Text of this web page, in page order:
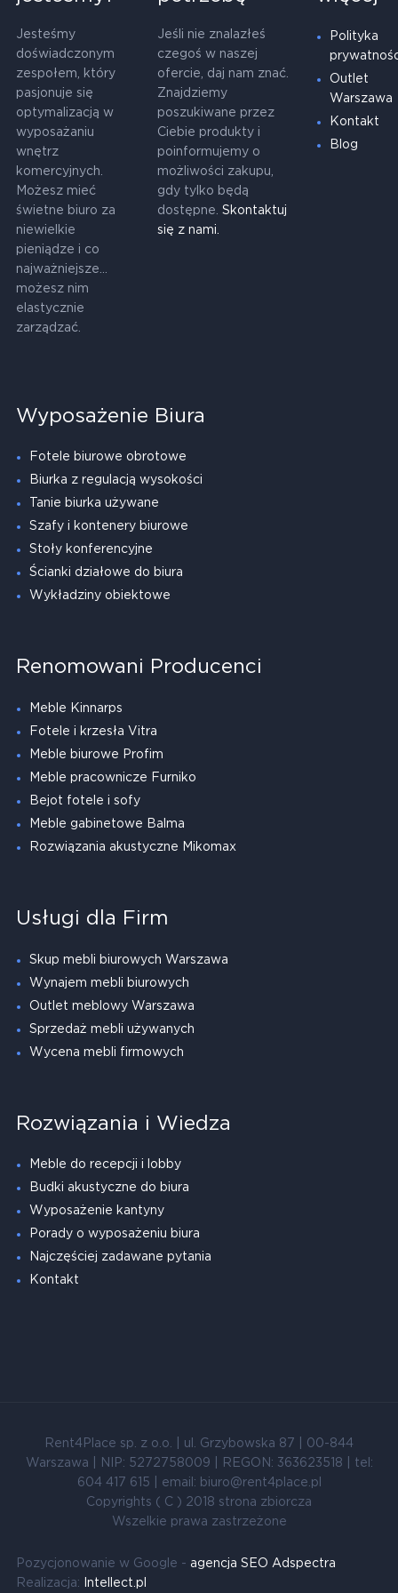
Jesteśmy
doświadczonym
zespołem, który
pasjonuje się
optymalizacją w
wyposażaniu
wnętrz
komercyjnych.
Możesz mieć
świetne biuro za
niewielkie
pieniądze i co
najważniejsze...
możesz nim
elastycznie
zarządzać.
Jeśli nie znalazłeś
czegoś w naszej
ofercie, daj nam znać.
Znajdziemy
poszukiwane przez
Ciebie produkty i
poinformujemy o
możliwości zakupu,
gdy tylko będą
dostępne. Skontaktuj
się z nami.
Polityka
Outlet
Warszawa
Kontakt
Blog
Wyposażenie Biura
Fotele biurowe obrotowe
Biurka z regulacją wysokości
Tanie biurka używane
Szafy i kontenery biurowe
Stoły konferencyjne
Ścianki działowe do biura
Wykładziny obiektowe
Renomowani Producenci
Meble Kinnarps
Fotele i krzesła Vitra
Meble biurowe Profim
Meble pracownicze Furniko
Bejot fotele i sofy
Meble gabinetowe Balma
Rozwiązania akustyczne Mikomax
Usługi dla Firm
Skup mebli biurowych Warszawa
Wynajem mebli biurowych
Outlet meblowy Warszawa
Sprzedaż mebli używanych
Wycena mebli firmowych
Rozwiązania i Wiedza
Meble do recepcji i lobby
Budki akustyczne do biura
Wyposażenie kantyny
Porady o wyposażeniu biura
Najczęściej zadawane pytania
Kontakt
Rent4Place sp. z o.o. | ul. Grzybowska 87 | 00-844
Warszawa | NIP: 5272758009 | REGON: 363623518 | tel:
604 417 615 | email: biuro@rent4place.pl
Copyrights ( C ) 2018 strona zbiorcza
Wszelkie prawa zastrzeżone
Pozycjonowanie w Google - agencja SEO Adspectra
Realizacja:
Intellect.pl